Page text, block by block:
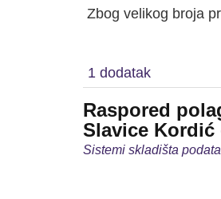
Zbog velikog broja
1 dodatak
Raspored
Slavice Kordić
Sistemi skladišta